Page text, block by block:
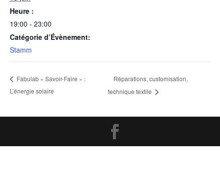
Heure :
19:00 - 23:00
Catégorie d’Évènement:
Stamm
Fabulab « Savoir-Faire » :
L’énergie solaire
Réparations, customisation,
technique textile